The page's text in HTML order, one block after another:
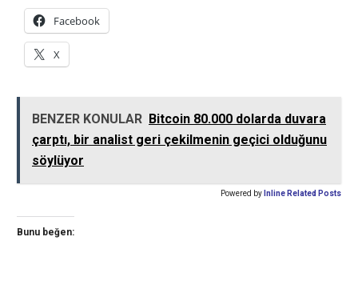
Facebook
X
BENZER KONULAR Bitcoin 80.000 dolarda duvara
çarptı, bir analist geri çekilmenin geçici olduğunu
söylüyor
Powered by Inline Related Posts
Bunu beğen: